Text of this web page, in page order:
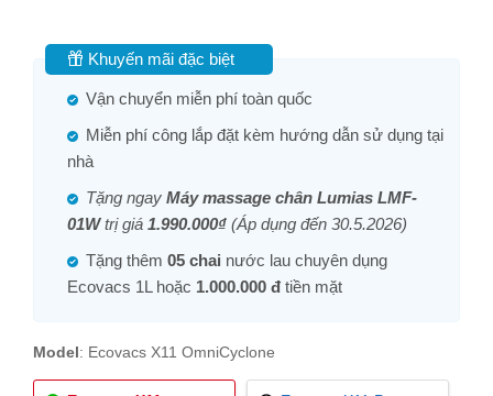
Khuyến mãi đặc biệt
Vận chuyển miễn phí toàn quốc
Miễn phí công lắp đặt kèm hướng dẫn sử dụng tại
nhà
Tặng ngayMáy massage chân Lumias LMF-
01Wtrị giá 1.990.000₫(Áp dụng đến 30.5.2026)
Tặng thêm 05 chai nước lau chuyên dụng
Ecovacs 1L hoặc 1.000.000 đtiền mặt
Model: Ecovacs X11 OmniCyclone